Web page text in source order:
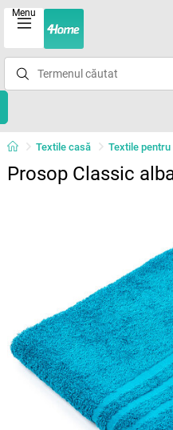
Menu
Textile casă Textile pentru
Prosop Classic